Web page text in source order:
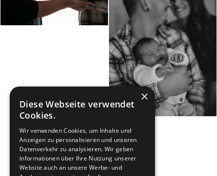
Kopieren Sie den Link
×
Diese Webseite verwendet
Cookies.
Wir verwenden Cookies, um Inhalte und
Anzeigen zu personalisieren und unseren
Datenverkehr zu analysieren. Wir geben
Informationen über Ihre Nutzung unserer
Website auch an unsere Werbe- und